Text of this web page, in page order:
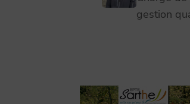
gestion